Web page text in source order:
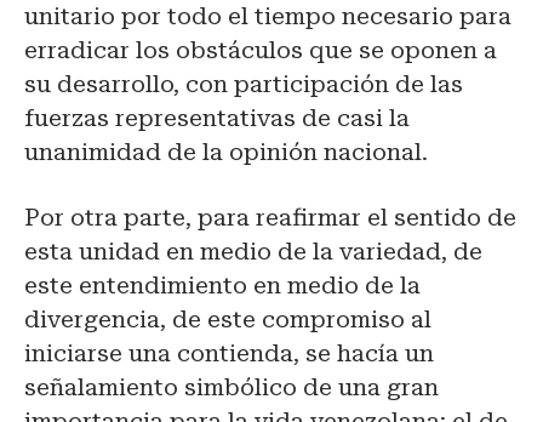
unitario por todo el tiempo necesario para
erradicar los obstáculos que se oponen a
su desarrollo, con participación de las
fuerzas representativas de casi la
unanimidad de la opinión nacional.
Por otra parte, para reafirmar el sentido de
esta unidad en medio de la variedad, de
este entendimiento en medio de la
divergencia, de este compromiso al
iniciarse una contienda, se hacía un
señalamiento simbólico de una gran